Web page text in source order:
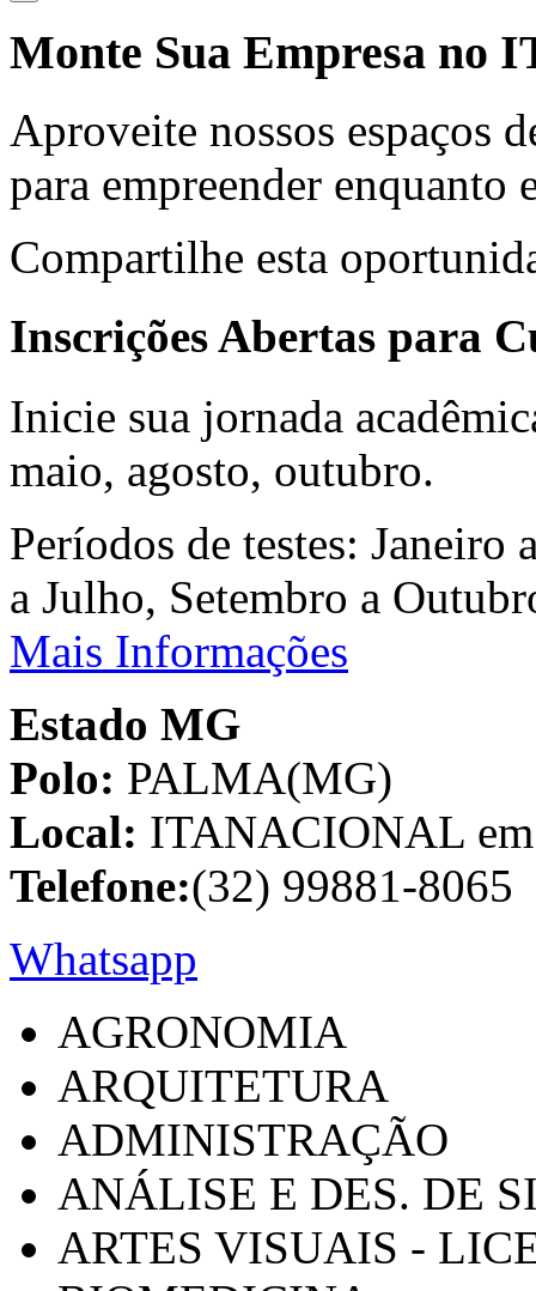
Monte Sua Empresa no
Aproveite nossos espaços
para empreender enquanto
Compartilhe esta
Inscrições Abertas para
Inicie sua jornada
maio, agosto, outubro.
Períodos de testes:
a Julho, Setembro a
Mais Informações
Estado MG
Polo: PALMA(MG)
Local: ITANACIONAL
Telefone:(32) 99881-8065
Whatsapp
AGRONOMIA
ARQUITETURA
ADMINISTRAÇÃO
ANÁLISE E DES. DE
ARTES VISUAIS -